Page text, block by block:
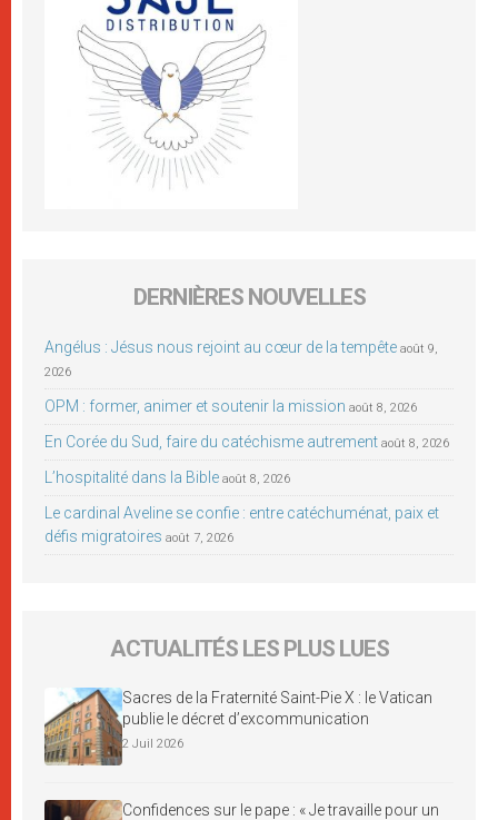
DERNIÈRES NOUVELLES
Angélus : Jésus nous rejoint au cœur de la tempête août 9,
2026
OPM : former, animer et soutenir la mission août 8, 2026
En Corée du Sud, faire du catéchisme autrement août 8, 2026
L’hospitalité dans la Bible août 8, 2026
Le cardinal Aveline se confie : entre catéchuménat, paix et
défis migratoires août 7, 2026
ACTUALITÉS LES PLUS LUES
Sacres de la Fraternité Saint-Pie X : le Vatican
publie le décret d’excommunication
2 Juil 2026
Confidences sur le pape : « Je travaille pour un